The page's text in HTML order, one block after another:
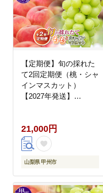
【定期便】旬の採れた
て2回定期便（桃・シャ
インマスカット）
【2027年発送】
21,000円
山梨県 甲州市